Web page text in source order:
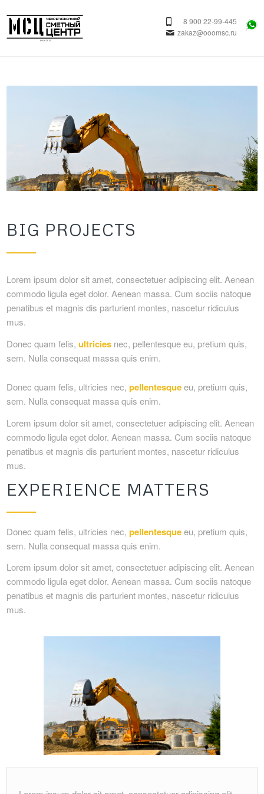
8 900 22-99-445
zakaz@ooomsc.ru
BIG PROJECTS
Lorem ipsum dolor sit amet, consectetuer adipiscing elit. Aenean
commodo ligula eget dolor. Aenean massa. Cum sociis natoque
penatibus et magnis dis parturient montes, nascetur ridiculus
mus.
Donec quam felis,ultricies nec, pellentesque eu, pretium quis,
sem. Nulla consequat massa quis enim.
Donec quam felis, ultricies nec,pellentesqueeu, pretium quis,
sem. Nulla consequat massa quis enim.
Lorem ipsum dolor sit amet, consectetuer adipiscing elit. Aenean
commodo ligula eget dolor. Aenean massa. Cum sociis natoque
penatibus et magnis dis parturient montes, nascetur ridiculus
mus.
EXPERIENCE MATTERS
Donec quam felis, ultricies nec,pellentesqueeu, pretium quis,
sem. Nulla consequat massa quis enim.
Lorem ipsum dolor sit amet, consectetuer adipiscing elit. Aenean
commodo ligula eget dolor. Aenean massa. Cum sociis natoque
penatibus et magnis dis parturient montes, nascetur ridiculus
mus.